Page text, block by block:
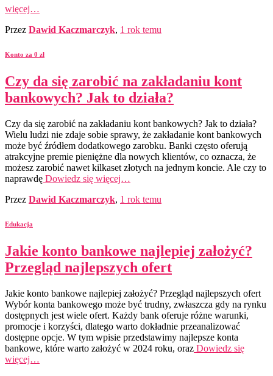
więcej…
Przez Dawid Kaczmarczyk, 1 rok temu
Konto za 0 zł
Czy da się zarobić na zakładaniu kont
bankowych? Jak to działa?
Czy da się zarobić na zakładaniu kont bankowych? Jak to działa?
Wielu ludzi nie zdaje sobie sprawy, że zakładanie kont bankowych
może być źródłem dodatkowego zarobku. Banki często oferują
atrakcyjne premie pieniężne dla nowych klientów, co oznacza, że
możesz zarobić nawet kilkaset złotych na jednym koncie. Ale czy to
naprawdę Dowiedz się więcej…
Przez Dawid Kaczmarczyk, 1 rok temu
Edukacja
Jakie konto bankowe najlepiej założyć?
Przegląd najlepszych ofert
Jakie konto bankowe najlepiej założyć? Przegląd najlepszych ofert
Wybór konta bankowego może być trudny, zwłaszcza gdy na rynku
dostępnych jest wiele ofert. Każdy bank oferuje różne warunki,
promocje i korzyści, dlatego warto dokładnie przeanalizować
dostępne opcje. W tym wpisie przedstawimy najlepsze konta
bankowe, które warto założyć w 2024 roku, oraz Dowiedz się
więcej…